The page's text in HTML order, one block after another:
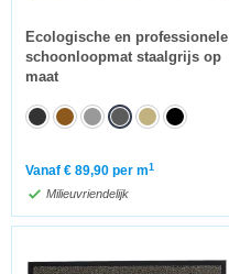
Ecologische en professionele
schoonloopmat staalgrijs op
maat
Vanaf € 89,90 per m1
Milieuvriendelijk